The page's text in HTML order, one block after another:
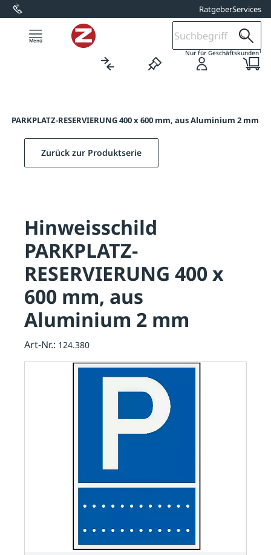
springen RatgeberServices
Nur für Geschäftskunden1
PARKPLATZ-RESERVIERUNG 400 x 600 mm, aus Aluminium 2 mm
Zurück zur Produktserie
Hinweisschild
PARKPLATZ-
RESERVIERUNG 400 x
600 mm, aus
Aluminium 2 mm
Art-Nr.: 124.380